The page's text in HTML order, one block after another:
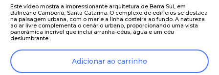
Este vídeo mostra a impressionante arquitetura de Barra Sul, em
Balneário Camboriú, Santa Catarina. O complexo de edifícios se destaca
na paisagem urbana, com o mar e a linha costeira ao fundo. A natureza
ao ar livre complementa o cenário urbano, proporcionando uma vista
panorâmica incrível que inclui arranha-céus, água e um céu
deslumbrante.
Adicionar ao carrinho